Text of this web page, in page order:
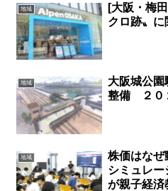
地域
[大阪・梅
クロ跡〟
地域
大阪城公園
整備 ２０
地域
株価はな
シミュレ
が親子経済